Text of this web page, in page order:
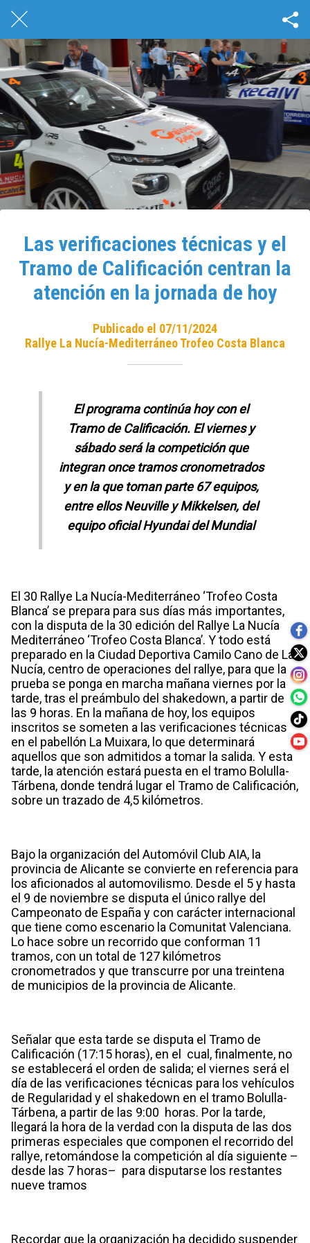
Las verificaciones técnicas y el
Tramo de Calificación centran la
atención en la jornada de hoy
Publicado el 07/11/2024
Rallye La Nucía-Mediterráneo Trofeo Costa Blanca
El programa continúa hoy con el
Tramo de Calificación. El viernes y
sábado será la competición que
integran once tramos cronometrados
y en la que toman parte 67 equipos,
entre ellos Neuville y Mikkelsen, del
equipo oficial Hyundai del Mundial
El 30 Rallye La Nucía-Mediterráneo ‘Trofeo Costa
Blanca’ se prepara para sus días más importantes,
con la disputa de la 30 edición del Rallye La Nucía
Mediterráneo ‘Trofeo Costa Blanca’. Y todo está
preparado en la Ciudad Deportiva Camilo Cano de La
Nucía, centro de operaciones del rallye, para que la
prueba se ponga en marcha mañana viernes por la
tarde, tras el preámbulo del shakedown, a partir de
las 9 horas. En la mañana de hoy, los equipos
inscritos se someten a las verificaciones técnicas
en el pabellón La Muixara, lo que determinará
aquellos que son admitidos a tomar la salida. Y esta
tarde, la atención estará puesta en el tramo Bolulla-
Tárbena, donde tendrá lugar el Tramo de Calificación,
sobre un trazado de 4,5 kilómetros.
Bajo la organización del Automóvil Club AIA, la
provincia de Alicante se convierte en referencia para
los aficionados al automovilismo. Desde el 5 y hasta
el 9 de noviembre se disputa el único rallye del
Campeonato de España y con carácter internacional
que tiene como escenario la Comunitat Valenciana.
Lo hace sobre un recorrido que conforman 11
tramos, con un total de 127 kilómetros
cronometrados y que transcurre por una treintena
de municipios de la provincia de Alicante.
Señalar que esta tarde se disputa el Tramo de
Calificación (17:15 horas), en el cual, finalmente, no
se establecerá el orden de salida; el viernes será el
día de las verificaciones técnicas para los vehículos
de Regularidad y el shakedown en el tramo Bolulla-
Tárbena, a partir de las 9:00 horas. Por la tarde,
llegará la hora de la verdad con la disputa de las dos
primeras especiales que componen el recorrido del
rallye, retomándose la competición al día siguiente –
desde las 7 horas– para disputarse los restantes
nueve tramos
Recordar que la organización ha decidido suspender